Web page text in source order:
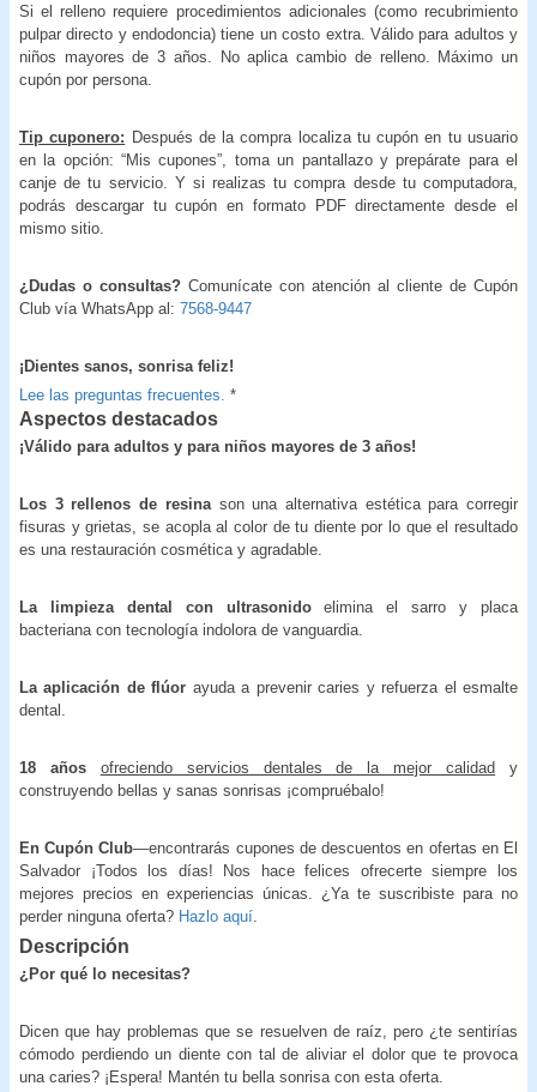
Si el relleno requiere procedimientos adicionales (como recubrimiento
pulpar directo y endodoncia) tiene un costo extra. Válido para adultos y
niños mayores de 3 años. No aplica cambio de relleno. Máximo un
cupón por persona.
Tip cuponero: Después de la compra localiza tu cupón en tu usuario
en la opción: “Mis cupones”, toma un pantallazo y prepárate para el
canje de tu servicio. Y si realizas tu compra desde tu computadora,
podrás descargar tu cupón en formato PDF directamente desde el
mismo sitio.
¿Dudas o consultas? Comunícate con atención al cliente de Cupón
Club vía WhatsApp al: 7568-9447
¡Dientes sanos, sonrisa feliz!
Lee las preguntas frecuentes. *
Aspectos destacados
¡Válido para adultos y para niños mayores de 3 años!
Los 3 rellenos de resinason una alternativa estética para corregir
fisuras y grietas, se acopla al color de tu diente por lo que el resultado
es una restauración cosmética y agradable.
La limpieza dental con ultrasonidoelimina el sarro y placa
bacteriana con tecnología indolora de vanguardia.
La aplicación de flúor ayuda a prevenir caries y refuerza el esmalte
dental.
18 años ofreciendo servicios dentales de la mejor calidad y
construyendo bellas y sanas sonrisas ¡compruébalo!
En Cupón Club—encontrarás cupones de descuentos en ofertas en El
Salvador ¡Todos los días! Nos hace felices ofrecerte siempre los
mejores precios en experiencias únicas. ¿Ya te suscribiste para no
perder ninguna oferta? Hazlo aquí
Descripción
¿Por qué lo necesitas?
Dicen que hay problemas que se resuelven de raíz, pero ¿te sentirías
cómodo perdiendo un diente con tal de aliviar el dolor que te provoca
una caries? ¡Espera! Mantén tu bella sonrisa con esta oferta.